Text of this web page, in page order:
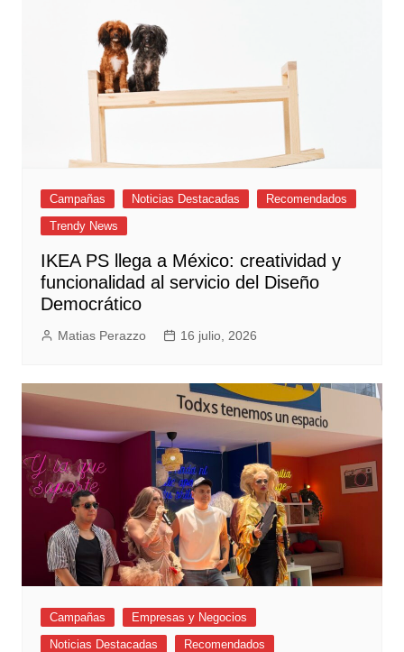
Campañas Noticias Destacadas
Recomendados
Trendy News
IKEA PS llega a México: creatividad y
funcionalidad al servicio del Diseño
Democrático
Matias Perazzo 16 julio, 2026
Campañas
Empresas y Negocios
Noticias Destacadas
Recomendados